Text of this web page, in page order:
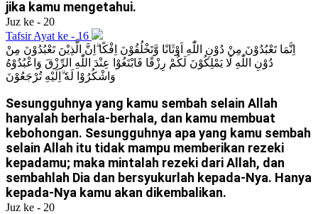
jika kamu mengetahui.
Juz ke - 20
Tafsir Ayat ke - 16
اِنَّمَا تَعْبُدُوْنَ مِنْ دُوْنِ اللّٰهِ اَوْثَانًا وَّتَخْلُقُوْنَ اِفْكًا ۗاِنَّ الَّذِيْنَ تَعْبُدُوْنَ مِنْ
دُوْنِ اللّٰهِ لَا يَمْلِكُوْنَ لَكُمْ رِزْقًا فَابْتَغُوْا عِنْدَ اللّٰهِ الرِّزْقَ وَاعْبُدُوْهُ
وَاشْكُرُوْا لَهٗ ۗاِلَيْهِ تُرْجَعُوْنَ
Sesungguhnya yang kamu sembah selain Allah
hanyalah berhala-berhala, dan kamu membuat
kebohongan. Sesungguhnya apa yang kamu sembah
selain Allah itu tidak mampu memberikan rezeki
kepadamu; maka mintalah rezeki dari Allah, dan
sembahlah Dia dan bersyukurlah kepada-Nya. Hanya
kepada-Nya kamu akan dikembalikan.
Juz ke - 20